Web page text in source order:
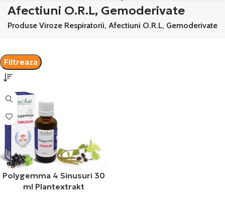
Afectiuni O.R.L, Gemoderivate
Produse Viroze Respiratorii, Afectiuni O.R.L, Gemoderivate
Filtreaza
Polygemma 4 Sinusuri 30
ml Plantextrakt